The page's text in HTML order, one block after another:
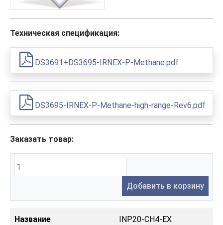
Техническая спецификация:
DS3691+DS3695-IRNEX-P-Methane.pdf
DS3695-IRNEX-P-Methane-high-range-Rev6.pdf
Заказать товар:
Добавить в корзину
Название INP20-CH4-EX